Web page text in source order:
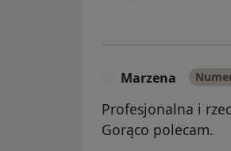
Marzena
Profesjonalna i
Gorąco polecam.